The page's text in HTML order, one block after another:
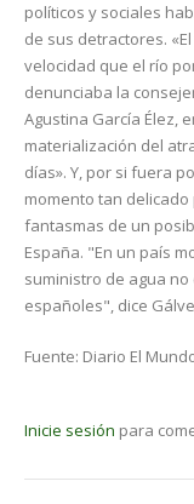
políticos y sociales
de sus detractores.
velocidad que el río
denunciaba la
Agustina García Élez,
materialización del
días». Y, por si fuera
momento tan
fantasmas de un
España. "En un país
suministro de agua
españoles", dice
Fuente: Diario El
Inicie sesión para